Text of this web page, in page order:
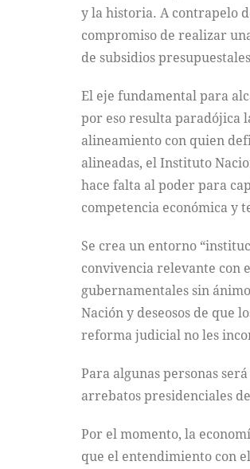
y la historia. A contrapelo
compromiso de realizar
de subsidios
El eje fundamental para
por eso resulta paradójica
alineamiento con quien
alineadas, el Instituto
hace falta al poder para
competencia económica y
Se crea un entorno
convivencia relevante con
gubernamentales sin
Nación y deseosos de que
reforma judicial no les
Para algunas personas
arrebatos presidenciales
Por el momento, la
que el entendimiento con